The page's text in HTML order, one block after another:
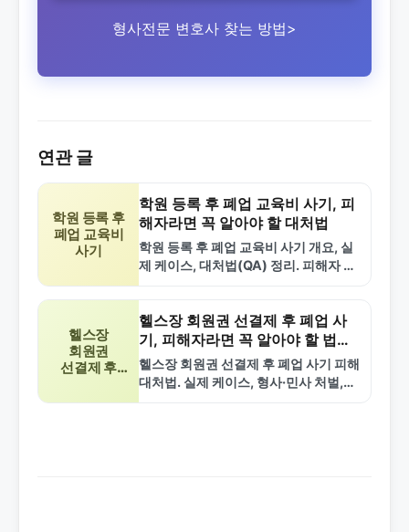
형사전문 변호사 찾는 방법>
연관 글
학원 등록 후
폐업 교육비
사기
학원 등록 후 폐업 교육비 사기, 피
해자라면 꼭 알아야 할 대처법
학원 등록 후 폐업 교육비 사기 개요, 실
제 케이스, 대처법(QA) 정리. 피해자 환
헬스장
회원권
선결제 후
헬스장 회원권 선결제 후 폐업 사
기, 피해자라면 꼭 알아야 할 법적
대응법
헬스장 회원권 선결제 후 폐업 사기 피해
대처법. 실제 케이스, 형사·민사 처벌,